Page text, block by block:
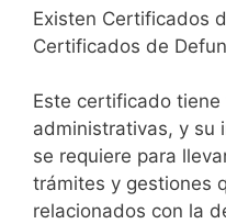
Existen Certificados
Certificados de
Este certificado
administrativas, y su
se requiere para
trámites y gestiones
relacionados con la